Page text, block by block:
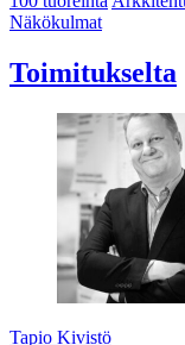
Näkökulmat
Toimitukselta
Tapio Kivistö